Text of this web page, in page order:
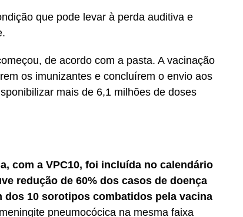
que pode levar à perda auditiva e
de acordo com a pasta. A vacinação
os imunizantes e concluírem o envio aos
mais de 6,1 milhões de doses
com a VPC10, foi incluída no calendário
redução de 60% dos casos de doença
10 sorotipos combatidos pela vacina
pneumocócica na mesma faixa